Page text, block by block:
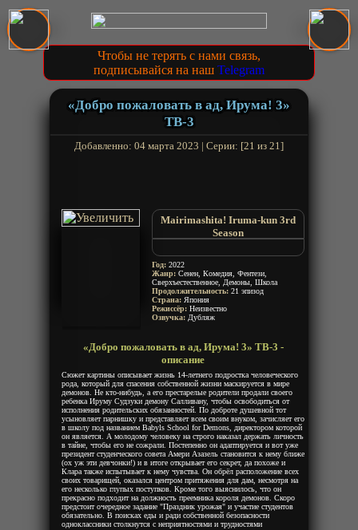
Чтобы не терять с нами связь,
подписывайся на наш Telegram
«Добро пожаловать в ад, Ирума! 3»
ТВ-3
Добавленно: 04 марта 2023 | Серии: [21 из 21]
Mairimashita! Iruma-kun 3rd
Season
кун! 3
Welcome to Demon School!
Iruma-kun 3rd Season
Год: 2022
Жанр: Сенен, Комедия, Фентези,
Сверхъестественное, Демоны, Школа
Продолжительность: 21 эпизод
Страна: Япония
Режиссёр: Неизвестно
Озвучка: Дубляж
«Добро пожаловать в ад, Ирума! 3» ТВ-3 -
описание
Сюжет картины описывает жизнь 14-летнего подростка человеческого
рода, который для спасения собственной жизни маскируется в мире
демонов. Не кто-нибудь, а его престарелые родители продали своего
ребенка Ируму Судзуки демону Салливану, чтобы освободиться от
исполнения родительских обязанностей. По доброте душевной тот
усыновляет парнишку и представляет всем своим внуком, зачисляет его
в школу под названием Babyls School for Demons, директором которой
он является. А молодому человеку на строго наказал держать личность
в тайне, чтобы его не сожрали. Постепенно он адаптируется и вот уже
президент студенческого совета Амери Азазель становится к нему ближе
(ох уж эти девчонки!) и в итоге открывает его секрет, да похоже и
Клара также испытывает к нему чувства. Он обрёл расположение всех
своих товарищей, оказался центром притяжения для дам, несмотря на
его несколько глупых поступков. Кроме того выяснилось, что он
прекрасно подходит на должность преемника короля демонов. Скоро
предстоит очередное задание "Праздник урожая" и участие студентов
обязательно. В поисках еды и ради собственной безопасности
одноклассники столкнутся с неприятностями и трудностями